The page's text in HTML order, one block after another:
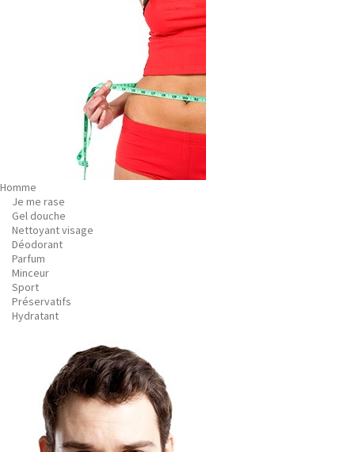
Homme
Je me rase
Gel douche
Nettoyant visage
Déodorant
Parfum
Minceur
Sport
Préservatifs
Hydratant